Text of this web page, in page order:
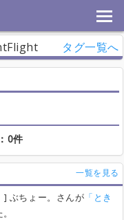
タグ一覧へ
0件
一覧を見る
] ぶちょー。さんが 「とき